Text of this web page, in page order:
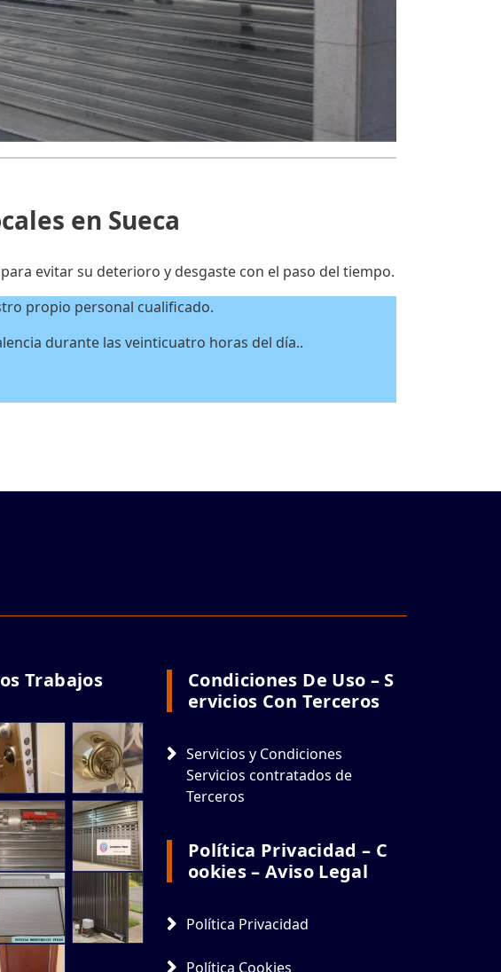
en Sueca
evitar su deterioro y desgaste con el paso del tiempo.
propio personal cualificado.
durante las veinticuatro horas del día..
Trabajos
Condiciones De Uso – S
Ervicios Con Terceros
Servicios y Condiciones
Servicios contratados de
Terceros
Política Privacidad – C
Ookies – Aviso Legal
Política Privacidad
Política Cookies